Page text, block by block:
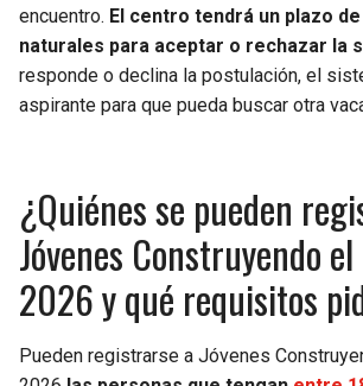
encuentro. El centro tendrá un plazo
naturales para aceptar o rechazar la
responde o declina la postulación, el
aspirante para que pueda buscar otra
¿Quiénes se pueden
Jóvenes Construyendo
2026 y qué requisitos
Pueden registrarse a Jóvenes